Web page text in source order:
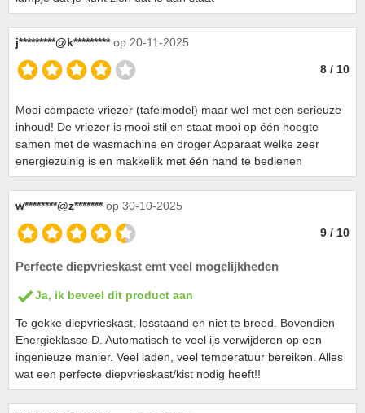
j*********@k********* op 20-11-2025
8 / 10
Mooi compacte vriezer (tafelmodel) maar wel met een serieuze
inhoud! De vriezer is mooi stil en staat mooi op één hoogte
samen met de wasmachine en droger Apparaat welke zeer
energiezuinig is en makkelijk met één hand te bedienen
w********@z******* op 30-10-2025
9 / 10
Perfecte diepvrieskast emt veel mogelijkheden
Ja, ik beveel dit product aan
Te gekke diepvrieskast, losstaand en niet te breed. Bovendien
Energieklasse D. Automatisch te veel ijs verwijderen op een
ingenieuze manier. Veel laden, veel temperatuur bereiken. Alles
wat een perfecte diepvrieskast/kist nodig heeft!!